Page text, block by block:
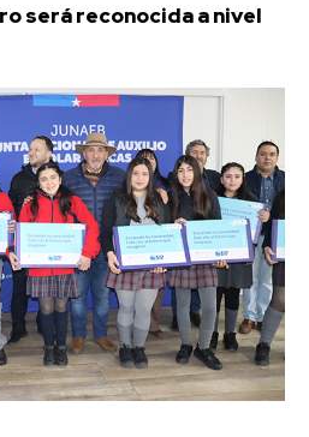
será reconocida a nivel